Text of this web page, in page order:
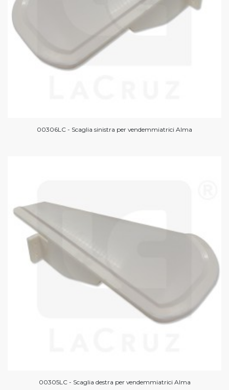
00306LC - Scaglia sinistra per vendemmiatrici Alma
00305LC - Scaglia destra per vendemmiatrici Alma